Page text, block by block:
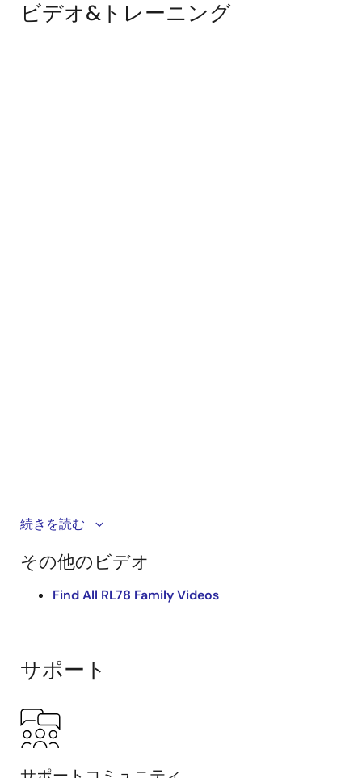
ビデオ&トレーニング
電磁誘導により、物体間での給電を行うワイヤレスチ
ログ機能を持つRL78/G11マイコン、ISL28006電流セン
ます。
続きを読む
その他のビデオ
Find All RL78 Family Videos
サポート